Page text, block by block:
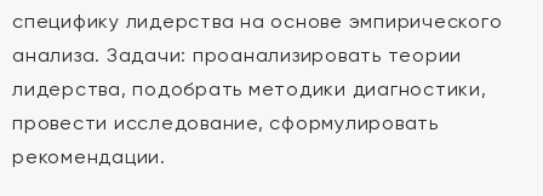
специфику лидерства на основе эмпирического
анализа. Задачи: проанализировать теории
лидерства, подобрать методики диагностики,
провести исследование, сформулировать
рекомендации.